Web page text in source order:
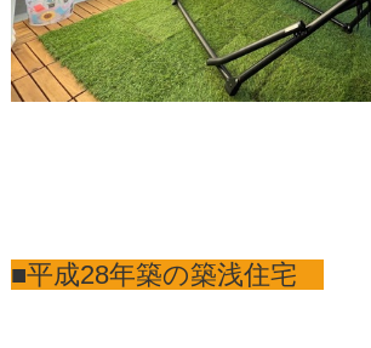
■平成28年築の築浅住宅